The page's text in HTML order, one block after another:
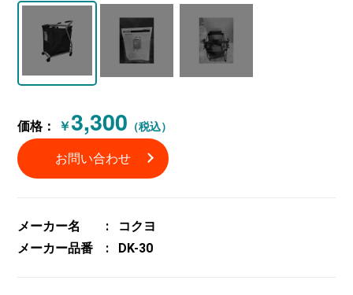
価格： ￥3,300 （税込）
お問い合わせ
メーカー名
コクヨ
メーカー品番
DK-30